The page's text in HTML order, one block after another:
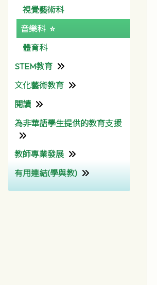
視覺藝術科
音樂科
體育科
STEM教育
資訊科技組
文化藝術教育
彩天文化藝術月
閱讀
圖書館
為非華語學生提供的教育支援
為非華語學生提供的教育支
援學校支援摘要 (Non-
Chinese Speaking School
Support Summary)
教師專業發展
教師專業發展組
有用連結(學與教)
香港考試及評核局